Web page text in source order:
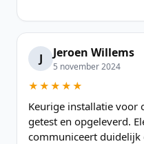
J Jeroen Willems
5 november 2024
★★★★★
Keurige installatie voor
getest en opgeleverd.
communiceert duidelijk